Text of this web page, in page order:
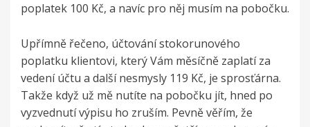
poplatek 100 Kč, a navíc pro něj musím na pobočku.
Upřímně řečeno, účtování stokorunového
poplatku klientovi, který Vám měsíčně zaplatí za
vedení účtu a další nesmysly 119 Kč, je sprosťárna.
Takže když už mě nutíte na pobočku jít, hned po
vyzvednutí výpisu ho zruším. Pevně věřím, že